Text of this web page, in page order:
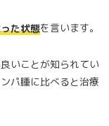
た状態を言います。
いことが知られてい
パ腫に比べると治療